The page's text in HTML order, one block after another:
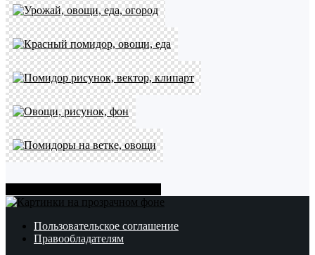
Пользовательское соглашение
Правообладателям